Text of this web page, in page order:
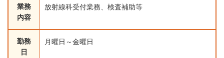
業務
内容
放射線科受付業務、検査補助等
勤務
日
月曜日～金曜日